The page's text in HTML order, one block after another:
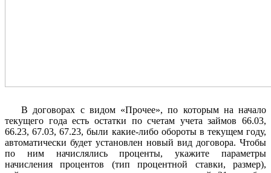
В договорах с видом «Прочее», по которым на начало
текущего года есть остатки по счетам учета займов 66.03,
66.23, 67.03, 67.23, были какие-либо обороты в текущем году,
автоматически будет установлен новый вид договора. Чтобы
по ним начислялись проценты, укажите параметры
начисления процентов (тип процентной ставки, размер),